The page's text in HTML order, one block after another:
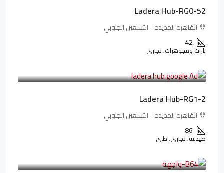
Ladera Hub-RG0-52
القاهرة الجديدة - التسعين الجنوبي
42
بازات ومجوهرات, تجاري
38,551,500LE
Ladera Hub-RG1-2
القاهرة الجديدة - التسعين الجنوبي
86
صيدلية, تجاري, طبي
3,125,000LE